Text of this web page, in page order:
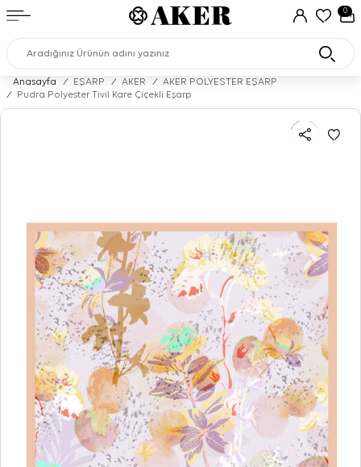
0
Anasayfa / EŞARP / AKER /
AKER POLYESTER EŞARP
/
Pudra Polyester Tivil Kare Çiçekli Eşarp